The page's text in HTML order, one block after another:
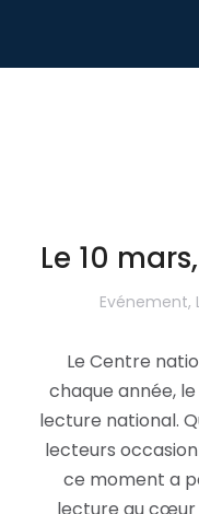
Le 10
Evénement,
Le Centre
chaque année, le
lecture national.
lecteurs
ce moment a